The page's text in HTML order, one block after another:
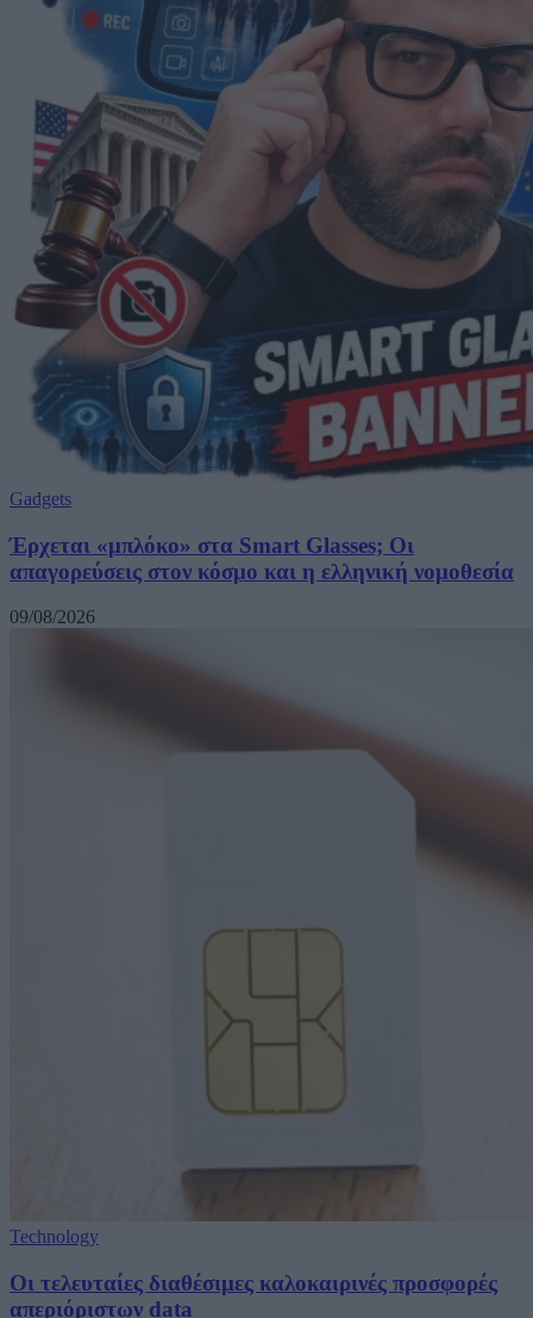
Gadgets
Έρχεται «μπλόκο» στα Smart Glasses; Οι
απαγορεύσεις στον κόσμο και η ελληνική νομοθεσία
09/08/2026
Technology
Οι τελευταίες διαθέσιμες καλοκαιρινές προσφορές
απεριόριστων data